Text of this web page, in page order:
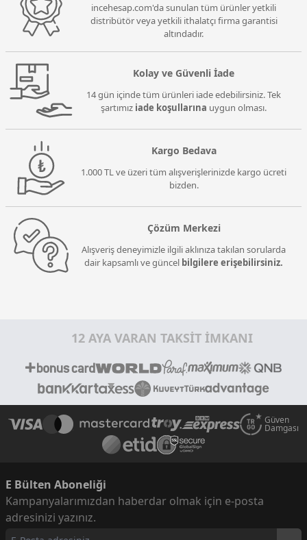
incehesap.com'da sunulan tüm ürünler yetkili
distribütör veya yetkili ithalatçı firma garantisi
altındadır.
Kolay ve Güvenli İade
14 gün içinde tüm ürünleri iade edebilirsiniz. Tek
şartımız iade koşullarına uygun olması.
Kargo Bedava
1.000 TL ve üzeri tüm alışverişlerinizde kargo ücreti
bizden.
Çözüm Merkezi
Alışveriş deneyimizle ilgili aklınıza takılan sorularda
dair kapsamlı ve güncel bilgilere erişebilirsiniz.
12 AYA VARAN TAKSİT İMKANI
Güven
Damgası
E Bülten Aboneliği
Kampanyalarımızdan haberdar olmak için e-posta
adresinizi yazınız.